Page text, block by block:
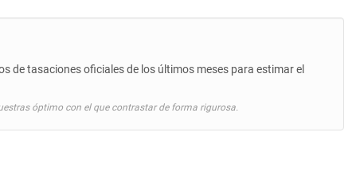
de tasaciones oficiales de los últimos meses para estimar el
óptimo con el que contrastar de forma rigurosa.